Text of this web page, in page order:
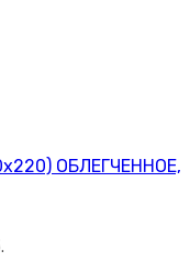
ОБЛЕГЧЕННОЕ,